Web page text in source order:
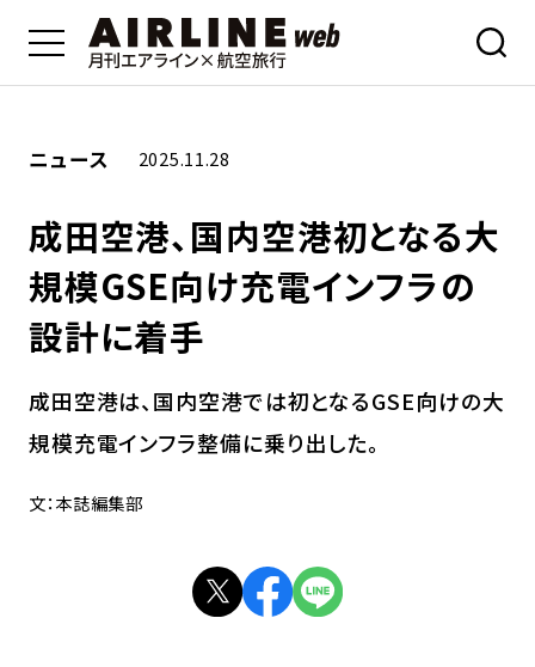
ニュース 2025.11.28
成田空港、国内空港初となる大
規模GSE向け充電インフラの
設計に着手
成田空港は、国内空港では初となるGSE向けの大
規模充電インフラ整備に乗り出した。
文：本誌編集部